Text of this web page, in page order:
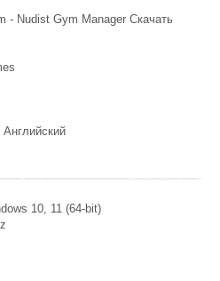
- Nudist Gym Manager Скачать
10, 11 (64-bit)